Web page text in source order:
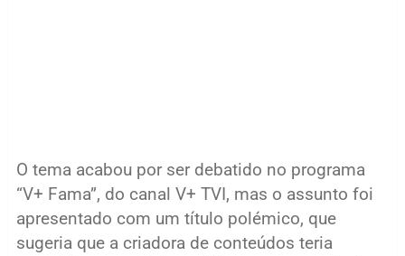
O tema acabou por ser debatido no programa
“V+ Fama”, do canal V+ TVI, mas o assunto foi
apresentado com um título polémico, que
sugeria que a criadora de conteúdos teria